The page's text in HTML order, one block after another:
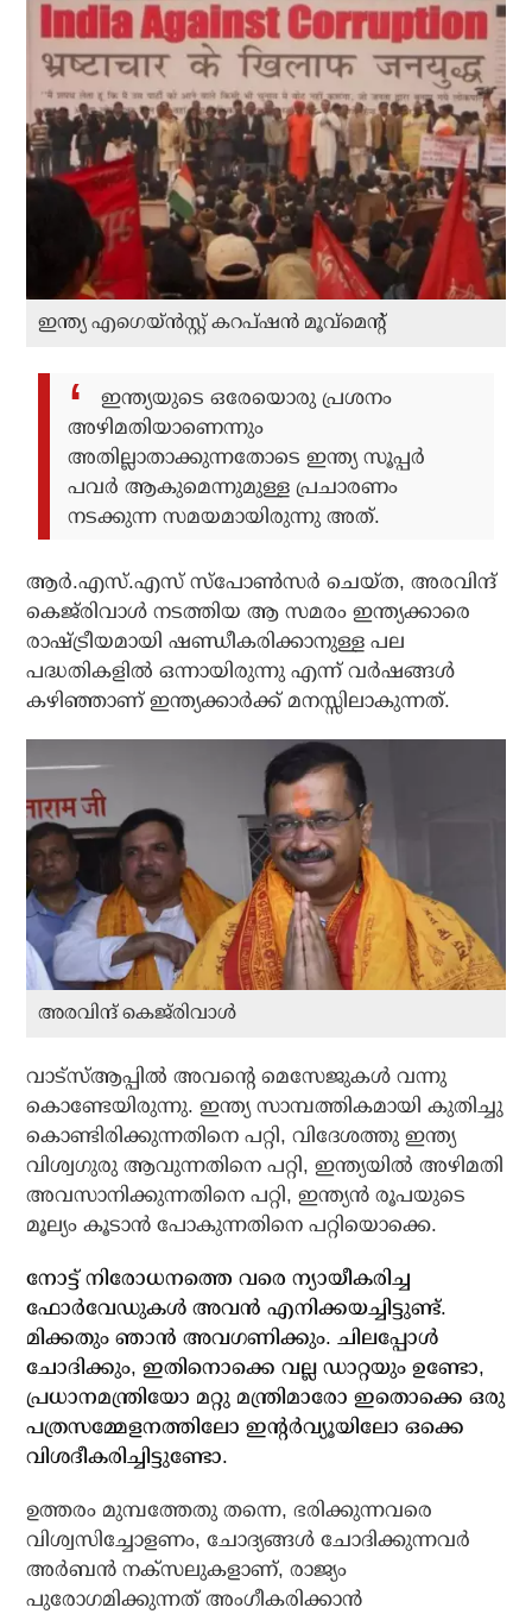
ഇന്ത്യ എഗെയ്ന്‍സ്റ്റ് കറപ്ഷന്‍ മൂവ്‌മെന്റ്‌
ഇന്ത്യയുടെ ഒരേയൊരു പ്രശനം
അഴിമതിയാണെന്നും
അതില്ലാതാക്കുന്നതോടെ ഇന്ത്യ സൂപ്പര്‍
പവര്‍ ആകുമെന്നുമുള്ള പ്രചാരണം
നടക്കുന്ന സമയമായിരുന്നു അത്.
ആര്‍.എസ്.എസ് സ്‌പോണ്‍സര്‍ ചെയ്ത, അരവിന്ദ്
കെജ്‌രിവാള്‍ നടത്തിയ ആ സമരം ഇന്ത്യക്കാരെ
രാഷ്ട്രീയമായി ഷണ്ഡീകരിക്കാനുള്ള പല
പദ്ധതികളില്‍ ഒന്നായിരുന്നു എന്ന് വര്‍ഷങ്ങള്‍
കഴിഞ്ഞാണ് ഇന്ത്യക്കാര്‍ക്ക് മനസ്സിലാകുന്നത്.
അരവിന്ദ് കെജ്‌രിവാള്‍
വാട്‌സ്ആപ്പില്‍ അവന്റെ മെസേജുകള്‍ വന്നു
കൊണ്ടേയിരുന്നു. ഇന്ത്യ സാമ്പത്തികമായി കുതിച്ചു
കൊണ്ടിരിക്കുന്നതിനെ പറ്റി, വിദേശത്തു ഇന്ത്യ
വിശ്വഗുരു ആവുന്നതിനെ പറ്റി, ഇന്ത്യയില്‍ അഴിമതി
അവസാനിക്കുന്നതിനെ പറ്റി, ഇന്ത്യന്‍ രൂപയുടെ
മൂല്യം കൂടാന്‍ പോകുന്നതിനെ പറ്റിയൊക്കെ.
നോട്ട് നിരോധനത്തെ വരെ ന്യായീകരിച്ച
ഫോര്‍വേഡുകള്‍ അവന്‍ എനിക്കയച്ചിട്ടുണ്ട്.
മിക്കതും ഞാന്‍ അവഗണിക്കും. ചിലപ്പോള്‍
ചോദിക്കും, ഇതിനൊക്കെ വല്ല ഡാറ്റയും ഉണ്ടോ,
പ്രധാനമന്ത്രിയോ മറ്റു മന്ത്രിമാരോ ഇതൊക്കെ ഒരു
പത്രസമ്മേളനത്തിലോ ഇന്റര്‍വ്യൂയിലോ ഒക്കെ
വിശദീകരിച്ചിട്ടുണ്ടോ.
ഉത്തരം മുമ്പത്തേതു തന്നെ, ഭരിക്കുന്നവരെ
വിശ്വസിച്ചോളണം, ചോദ്യങ്ങള്‍ ചോദിക്കുന്നവര്‍
അര്‍ബന്‍ നക്‌സലുകളാണ്, രാജ്യം
പുരോഗമിക്കുന്നത് അംഗീകരിക്കാന്‍